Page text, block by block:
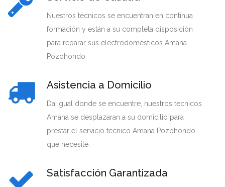
Nuestros técnicos se encuentran en continua
formación y están a su completa disposición
para reparar sus electrodomésticos Amana
Pozohondo
Asistencia a Domicilio
Da igual donde se encuentre, nuestros tecnicos
Amana se desplazaran a su domicilio para
prestar el servicio tecnico Amana Pozohondo
que necesite.
Satisfacción Garantizada